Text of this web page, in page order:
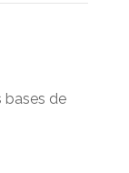
bases de